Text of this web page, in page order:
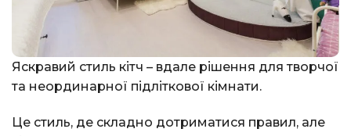
Яскравий стиль кітч – вдале рішення для творчої
та неординарної підліткової кімнати.
Це стиль, де складно дотриматися правил, але